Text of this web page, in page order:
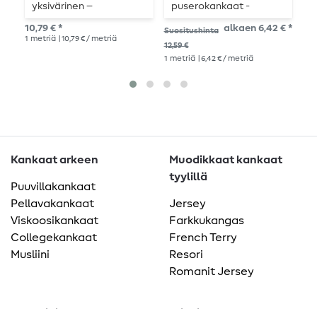
yksivärinen –
suklaanruskea
10,79 € *
1 metriä | 10,79 € / metriä
puserokankaat -
Maalaus Ruskea
Suositushinta
12,59 €
alkaen 6,42 € *
1 metriä | 6,42 € / metriä
Kankaat arkeen
Puuvillakankaat
Pellavakankaat
Viskoosikankaat
Collegekankaat
Musliini
Muodikkaat kankaat
tyylillä
Jersey
Farkkukangas
French Terry
Resori
Romanit Jersey